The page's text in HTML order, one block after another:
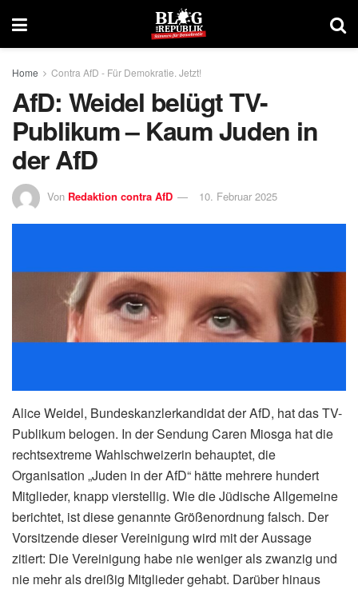
Home Contra AfD - Für Demokratie. Jetzt!
AfD: Weidel belügt TV-
Publikum – Kaum Juden in
der AfD
Von Redaktion contra AfD 10. Februar 2025
Alice Weidel, Bundeskanzlerkandidat der AfD, hat das TV-
Publikum belogen. In der Sendung Caren Miosga hat die
rechtsextreme Wahlschweizerin behauptet, die
Organisation „Juden in der AfD“ hätte mehrere hundert
Mitglieder, knapp vierstellig. Wie die Jüdische Allgemeine
berichtet, ist diese genannte Größenordnung falsch. Der
Vorsitzende dieser Vereinigung wird mit der Aussage
zitiert: Die Vereinigung habe nie weniger als zwanzig und
nie mehr als dreißig Mitglieder gehabt. Darüber hinaus